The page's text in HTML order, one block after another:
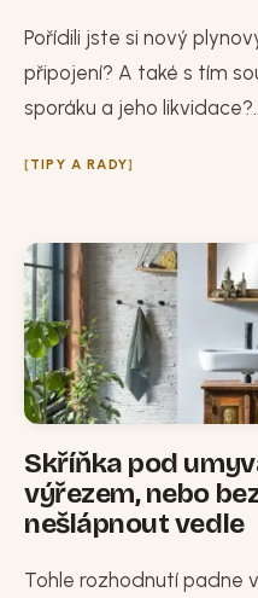
Pořídili jste si nový
připojení? A také s tím
sporáku a jeho likvidace?...
TIPY A RADY
Skříňka pod
výřezem, nebo
nešlápnout vedle
Tohle rozhodnutí padne